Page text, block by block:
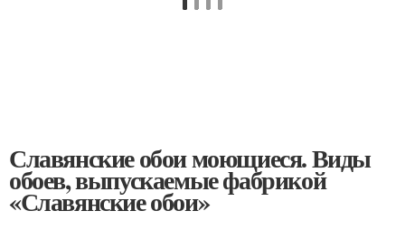
Славянские обои моющиеся. Виды
обоев, выпускаемые фабрикой
«Славянские обои»